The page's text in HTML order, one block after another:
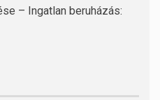
– Ingatlan beruházás: